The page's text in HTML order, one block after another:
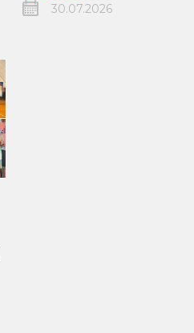
30.07.2026